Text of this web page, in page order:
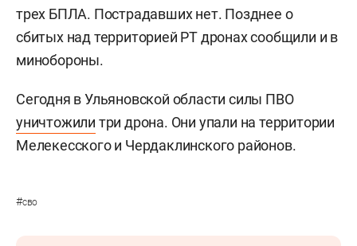
трех БПЛА. Пострадавших нет. Позднее о
сбитых над территорией РТ дронах сообщили и в
минобороны.
Сегодня в Ульяновской области силы ПВО
уничтожили три дрона. Они упали на территории
Мелекесского и Чердаклинского районов.
#сво